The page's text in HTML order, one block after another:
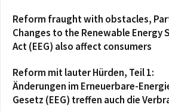
Reform fraught with obstacles,
Changes to the Renewable Energy
Act (EEG) also affect consumers
Reform mit lauter Hürden, Teil 1:
Änderungen im Erneuerbare-
Gesetz (EEG) treffen auch die